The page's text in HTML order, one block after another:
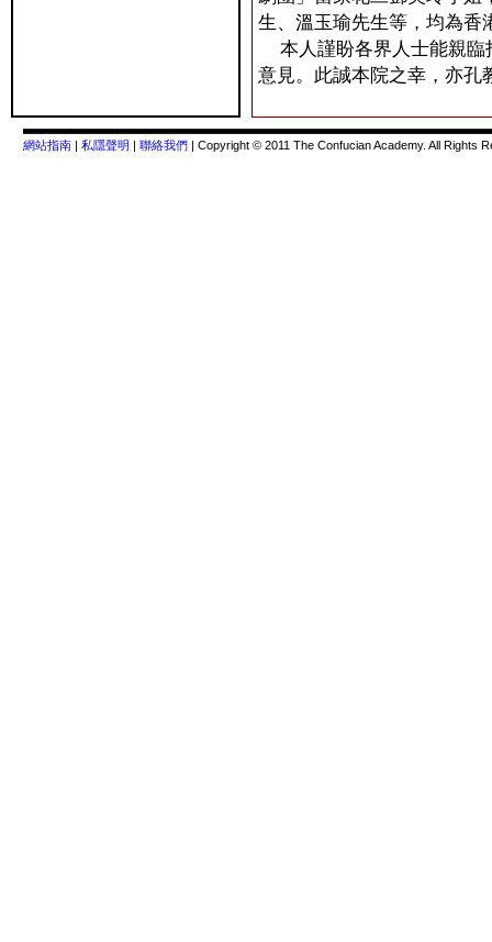
生、溫玉瑜先生等，均為香
本人謹盼各界人士能親臨
意見。此誠本院之幸，亦孔
網站指南 | 私隱聲明 | 聯絡我們 | Copyright © 2011 The Confucian Academy. All Rights